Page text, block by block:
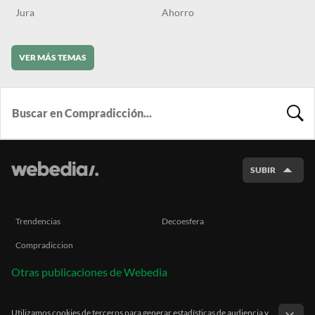
Jura Ahorro
VER MÁS TEMAS
SUBIR
Trendencias Decoesfera
Compradiccion
Otras publicaciones de Webedia
Utilizamos cookies de terceros para generar estadísticas de audiencia y